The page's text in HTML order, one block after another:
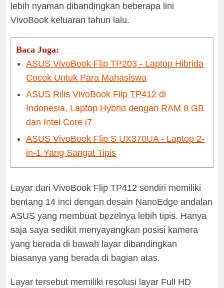
lebih nyaman dibandingkan beberapa lini
VivoBook keluaran tahun lalu.
Baca Juga:
ASUS VivoBook Flip TP203 - Laptop Hibrida
Cocok Untuk Para Mahasiswa
ASUS Rilis VivoBook Flip TP412 di
Indonesia, Laptop Hybrid dengan RAM 8 GB
dan Intel Core i7
ASUS VivoBook Flip S UX370UA - Laptop 2-
in-1 Yang Sangat Tipis
Layar dari VivoBook Flip TP412 sendiri memiliki
bentang 14 inci dengan desain NanoEdge andalan
ASUS yang membuat bezelnya lebih tipis. Hanya
saja saya sedikit menyayangkan posisi kamera
yang berada di bawah layar dibandingkan
biasanya yang berada di bagian atas.
Layar tersebut memiliki resolusi layar Full HD